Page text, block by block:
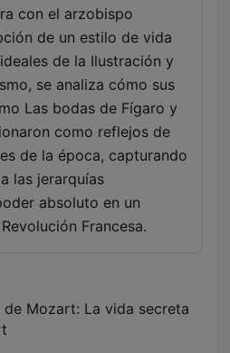
con el arzobispo
de un estilo de vida
de la Ilustración y
se analiza cómo sus
Las bodas de Fígaro y
como reflejos de
de la época, capturando
las jerarquías
absoluto en un
Francesa.
de Mozart: La vida secreta